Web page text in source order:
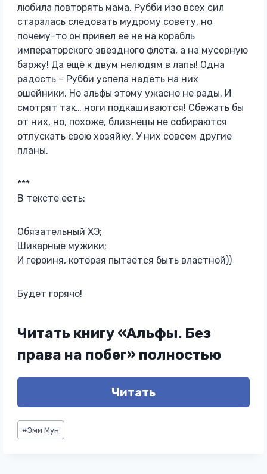
любила повторять мама. Рубби изо всех сил
старалась следовать мудрому совету, но
почему-то он привел ее не на корабль
императорского звёздного флота, а на мусорную
баржу! Да ещё к двум нелюдям в лапы! Одна
радость – Рубби успела надеть на них
ошейники. Но альфы этому ужасно не рады. И
смотрят так… ноги подкашиваются! Сбежать бы
от них, но, похоже, близнецы не собираются
отпускать свою хозяйку. У них совсем другие
планы.
***
В тексте есть:
Обязательный ХЭ;
Шикарные мужики;
И героиня, которая пытается быть властной))
Будет горячо!
Читать книгу «Альфы. Без
права на побег» полностью
Читать
Метки
записи:
#Эми Мун